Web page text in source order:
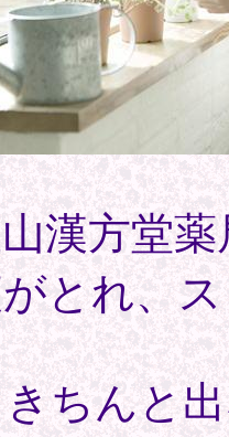
漢方堂
とれ、
ちんと